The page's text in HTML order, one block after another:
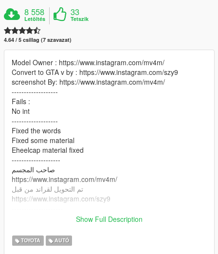
8 558
Letöltés
33
Tetszik
4.64 / 5 csillag (7 szavazat)
Model Owner : https://www.instagram.com/mv4m/
Convert to GTA v by : https://www.instagram.com/szy9
screenshot By: https://www.instagram.com/mv4m/
-------------------
Fails :
No int
-------------------
Fixed the words
Fixed some material
Eheelcap material fixed
--------------------
صاحب المجسم
https://www.instagram.com/mv4m/
تم التحويل لقراند من قبل
https://www.instagram.com/szy9
---------------------
الاصلاحات
Show Full Description
TOYOTA AUTÓ